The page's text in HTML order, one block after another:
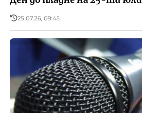
25.07.26, 09:45